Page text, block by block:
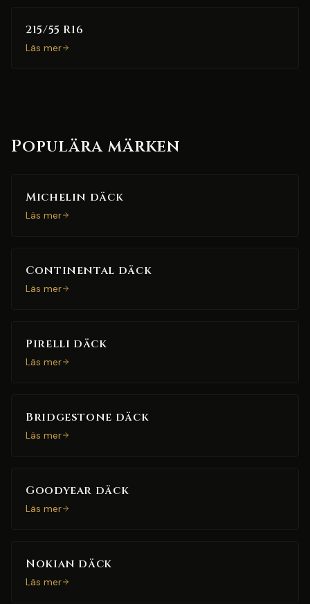
215/55 R16
Läs mer
Populära märken
Michelin däck
Läs mer
Continental däck
Läs mer
Pirelli däck
Läs mer
Bridgestone däck
Läs mer
Goodyear däck
Läs mer
Nokian däck
Läs mer